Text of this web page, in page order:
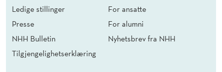
Ledige stillinger
Presse
NHH Bulletin
Tilgjengelighetserklæring
For ansatte
For alumni
Nyhetsbrev fra NHH